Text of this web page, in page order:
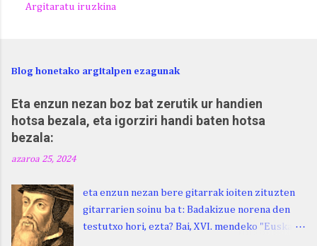
Argitaratu iruzkina
Blog honetako argitalpen ezagunak
Eta enzun nezan boz bat zerutik ur handien
hotsa bezala, eta igorziri handi baten hotsa
bezala:
azaroa 25, 2024
eta enzun nezan bere gitarrak ioiten zituzten
gitarrarien soinu ba t: Badakizue norena den
testutxo hori, ezta? Bai, XVI. mendeko "Euskara